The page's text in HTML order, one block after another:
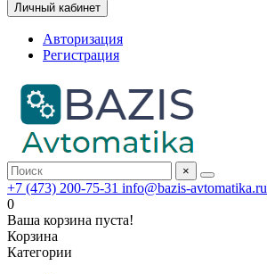
Личный кабинет
Авторизация
Регистрация
×
+7 (473) 200-75-31 info@bazis-avtomatika.ru
0
Ваша корзина пуста!
Корзина
Категории